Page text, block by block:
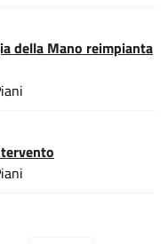
della Mano reimpianta